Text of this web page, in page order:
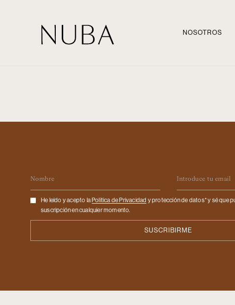
NOSOTROS
Checkbox
He leído y acepto la Politica de Privacidad y protección de datos* y sé que
suscripción en cualquier momento.